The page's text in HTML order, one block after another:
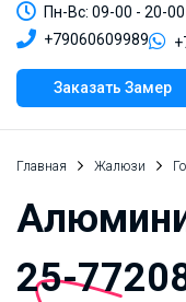
Пн-Вс: 09-00 - 20-00
+79060609989
Заказать Замер
Главная Жалюзи
25-